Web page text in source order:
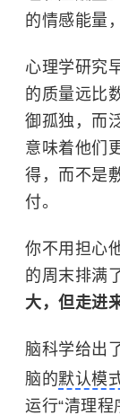
的情感能量
心理学研究
的质量远比
御孤独，而
意味着他们
得，而不是
付。
你不用担心
的周末排满
大，但走进
脑科学给出
脑的默认模
运行“清理